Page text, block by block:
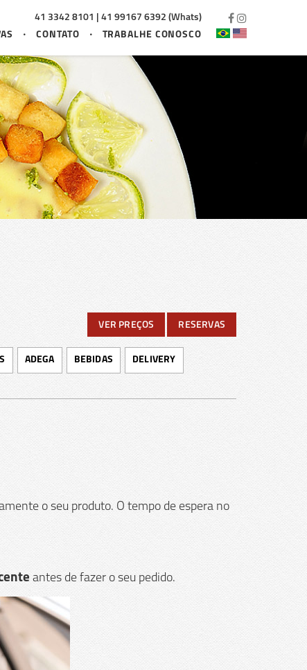
41 3342 8101 | 41 99167 6392 (Whats)
CONTATO TRABALHE CONOSCO
VER PREÇOS RESERVAS
ADEGA BEBIDAS DELIVERY
o seu produto. O tempo de espera no
antes de fazer o seu pedido.